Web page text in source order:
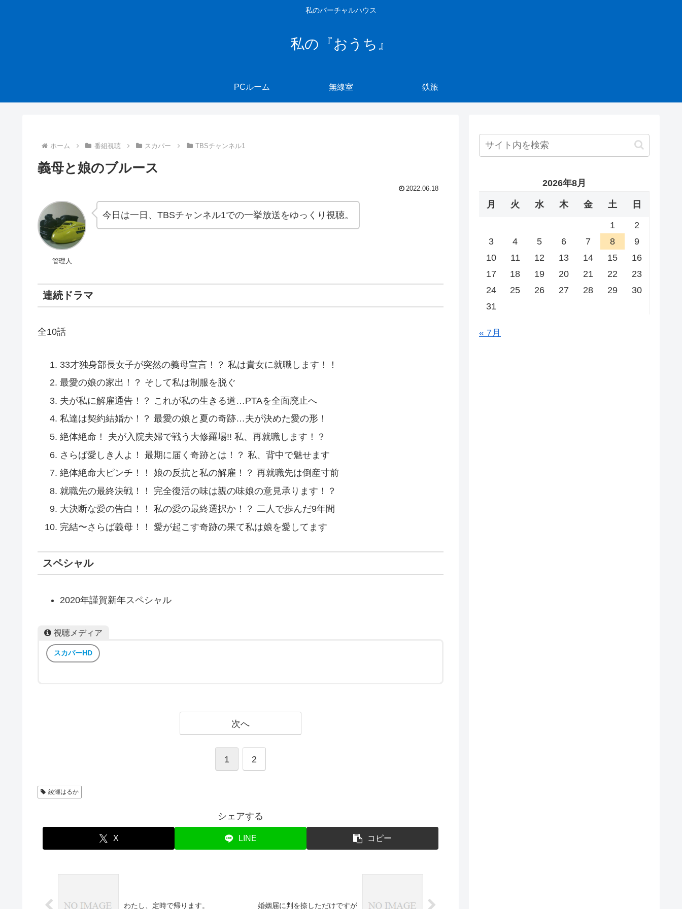
私のバーチャルハウス
私の『おうち』
PCルーム 無線室 鉄旅
ホーム 番組視聴 スカパー TBSチャンネル1
義母と娘のブルース
2022.06.18
管理人
今日は一日、TBSチャンネル1での一挙放送をゆっくり視聴。
連続ドラマ
全10話
33才独身部長女子が突然の義母宣言！？ 私は貴女に就職します！！
最愛の娘の家出！？ そして私は制服を脱ぐ
夫が私に解雇通告！？ これが私の生きる道…PTAを全面廃止へ
私達は契約結婚か！？ 最愛の娘と夏の奇跡…夫が決めた愛の形！
絶体絶命！ 夫が入院夫婦で戦う大修羅場!! 私、再就職します！？
さらば愛しき人よ！ 最期に届く奇跡とは！？ 私、背中で魅せます
絶体絶命大ピンチ！！ 娘の反抗と私の解雇！？ 再就職先は倒産寸前
就職先の最終決戦！！ 完全復活の味は親の味娘の意見承ります！？
大決断な愛の告白！！ 私の愛の最終選択か！？ 二人で歩んだ9年間
完結〜さらば義母！！ 愛が起こす奇跡の果て私は娘を愛してます
スペシャル
2020年謹賀新年スペシャル
視聴メディア
スカパーHD
次へ
1 2
綾瀬はるか
シェアする
X LINE コピー
わたし、定時で帰ります。 婚姻届に判を捺しただけですが
2026年8月
月 火 水 木 金 土 日
1
2
3
4 5 6 7 8
9
10
11 12 13 14 15
16
17
18 19 20 21 22
23
24
25 26 27 28 29
30
31
« 7月